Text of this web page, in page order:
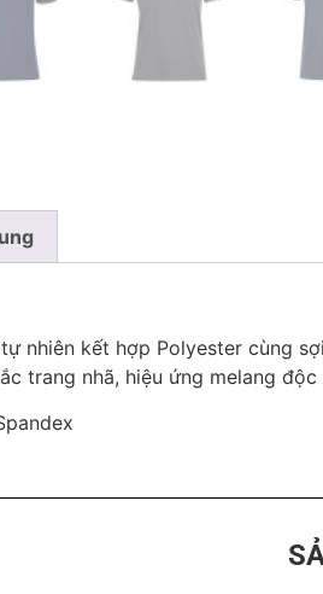
nhiên kết hợp Polyester cùng
trang nhã, hiệu ứng melang